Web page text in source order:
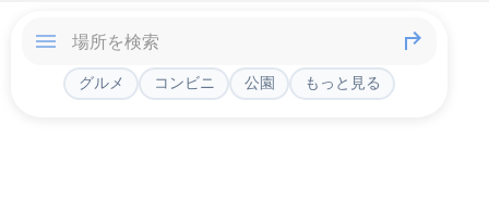
グルメ コンビニ 公園 もっと見る